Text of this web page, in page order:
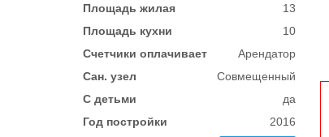
Площадь жилая
13
Площадь кухни
10
Счетчики оплачивает
Арендатор
Сан. узел
Совмещенный
С детьми
да
Год постройки
2016